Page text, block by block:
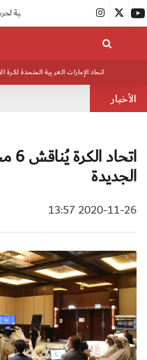
|
اتحاد الإمارات العربية المتحدة لكرة
الأخبار
الجديدة
2020-11-26 13:57